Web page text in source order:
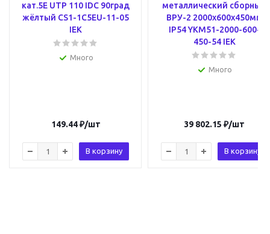
кат.5E UTP 110 IDC 90град
жёлтый CS1-1C5EU-11-05
IEK
Много
149.44₽/шт
В корзину
металлический сборный
ВРУ-2 2000х600х450мм
IP54 YKM51-2000-600-
450-54 IEK
Много
39 802.15 ₽/шт
В корзину